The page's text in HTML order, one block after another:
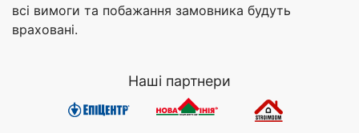
всі вимоги та побажання замовника будуть
враховані.
Наші партнери